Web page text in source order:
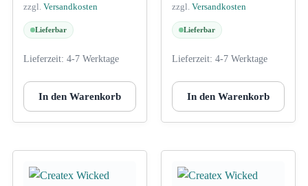
zzgl. Versandkosten
Lieferbar
Lieferzeit: 4-7 Werktage
In den Warenkorb
zzgl. Versandkosten
Lieferbar
Lieferzeit: 4-7 Werktage
In den Warenkorb